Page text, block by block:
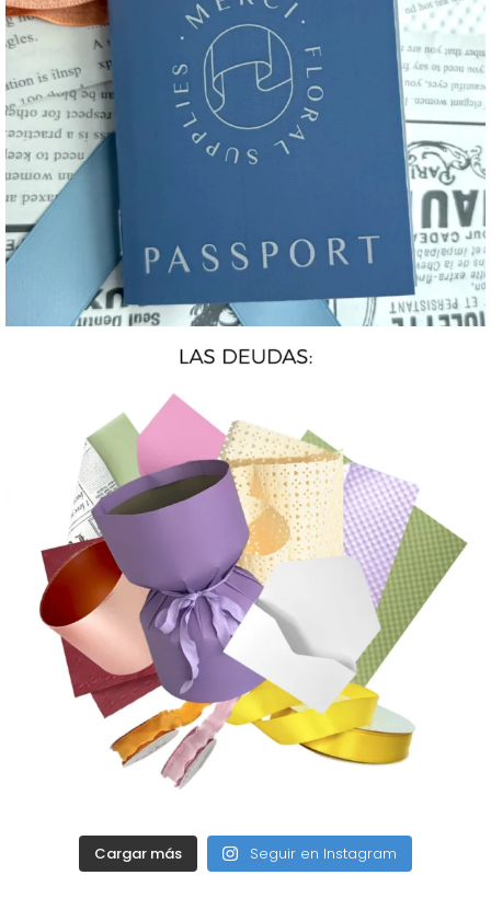
Cargar más Seguir en Instagram